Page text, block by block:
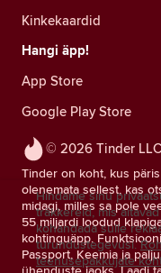
© 2026 Tinder LLC
Tinder on koht, kus
olenemata sellest, kas
midagi, milles sa pole
55 miljardi loodud
kohtinguäpp.
Passport, Keemia ja
Kinkekaardid
Hangi äpp!
App Store
Google Play Store
Hindame sinu
träkkereid, mis
kohandada sulle
turundustegevusi.
teenusepakkujate